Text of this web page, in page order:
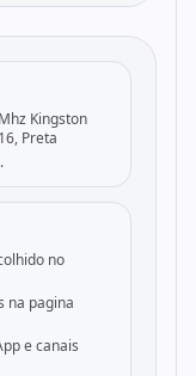
Kingston
Preta
no
na pagina
e canais